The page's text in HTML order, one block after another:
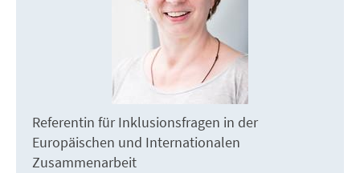
Referentin für Inklusionsfragen in der
Europäischen und Internationalen
Zusammenarbeit